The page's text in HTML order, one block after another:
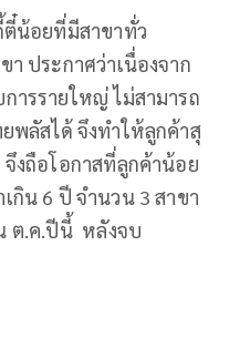
ตี๋น้อยที่มีสาขาทั่ว
า ประกาศว่าเนื่องจาก
ารรายใหญ่ ไม่สามารถ
ยพลัสได้ จึงทำให้ลูกค้าสุ
งถือโอกาสที่ลูกค้าน้อย
กิน 6 ปี จำนวน 3 สาขา
ต.ค.ปีนี้ หลังจบ